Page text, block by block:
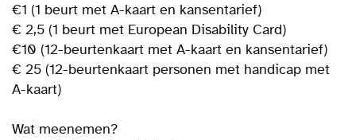
€1 (1 beurt met A-kaart en kansentarief)
€ 2,5 (1 beurt met European Disability Card)
€10 (12-beurtenkaart met A-kaart en kansentarief)
€ 25 (12-beurtenkaart personen met handicap met
A-kaart)
Wat meenemen?